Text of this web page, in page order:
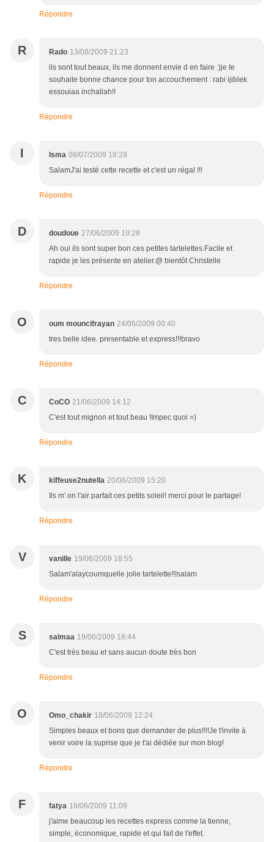
Répondre
R Rado 13/08/2009 21:23
ils sont tout beaux, ils me donnent envie d en faire :)je te
souhaite bonne chance pour ton accouchement : rabi ijiblek
essouiaa inchallah!!
Répondre
I Isma 08/07/2009 18:28
SalamJ'ai testé cette recette et c'est un régal !!!
Répondre
D doudoue 27/06/2009 19:28
Ah oui ils sont super bon ces petites tartelettes.Facile et
rapide je les présente en atelier.@ bientôt Christelle
Répondre
O oum mouncifrayan 24/06/2009 00:40
tres belle idee. presentable et express!!!bravo
Répondre
C CoCO 21/06/2009 14:12
C'est tout mignon et tout beau !Impec quoi =)
Répondre
K kiffeuse2nutella 20/06/2009 15:20
Ils m' on l'air parfait ces petits soleil! merci pour le partage!
Répondre
V vanille 19/06/2009 18:55
Salam'alaycoumquelle jolie tartelette!!!salam
Répondre
S salmaa 19/06/2009 18:44
C'est très beau et sans aucun doute très bon
Répondre
O Omo_chakir 18/06/2009 12:24
Simples beaux et bons que demander de plus!!!!Je t'invite à
venir voire la suprise que je t'ai dédiée sur mon blog!
Répondre
F fatya 18/06/2009 11:09
j'aime beaucoup les recettes express comme la tienne,
simple, économique, rapide et qui fait de l'effet.